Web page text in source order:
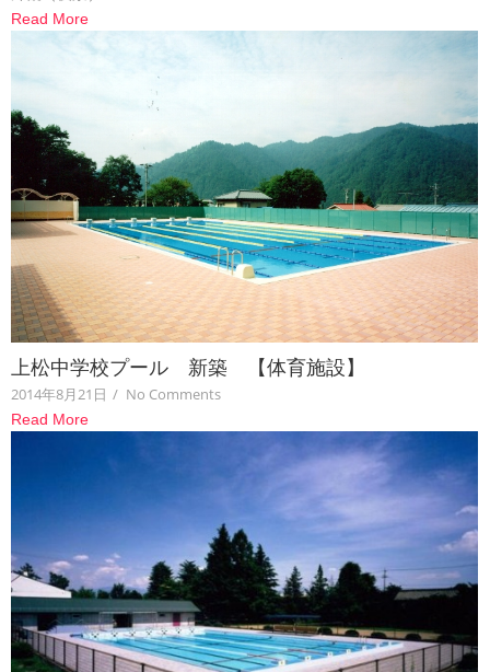
Read More
上松中学校プール 新築 【体育施設】
2014年8月21日 / No Comments
Read More